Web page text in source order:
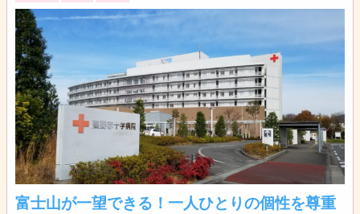
富士山が一望できる！一人ひとりの個性を尊重